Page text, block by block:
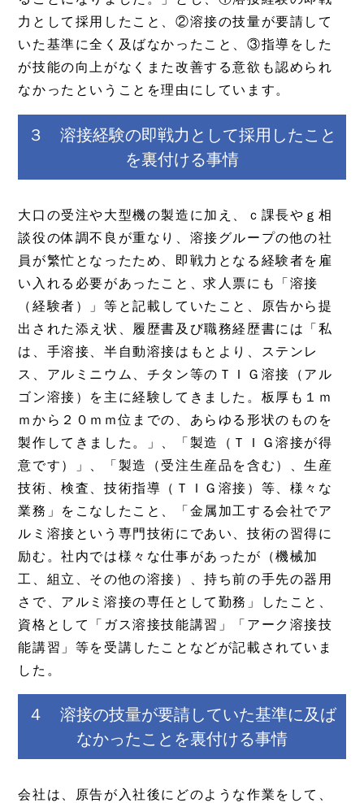
力として採用したこと、②溶接の技量が要請して
いた基準に全く及ばなかったこと、③指導をした
が技能の向上がなくまた改善する意欲も認められ
なかったということを理由にしています。
３ 溶接経験の即戦力として採用したこと
を裏付ける事情
大口の受注や大型機の製造に加え、ｃ課長やｇ相
談役の体調不良が重なり、溶接グループの他の社
員が繁忙となったため、即戦力となる経験者を雇
い入れる必要があったこと、求人票にも「溶接
（経験者）」等と記載していたこと、原告から提
出された添え状、履歴書及び職務経歴書には「私
は、手溶接、半自動溶接はもとより、ステンレ
ス、アルミニウム、チタン等のＴＩＧ溶接（アル
ゴン溶接）を主に経験してきました。板厚も１ｍ
ｍから２０ｍｍ位までの、あらゆる形状のものを
製作してきました。」、「製造（ＴＩＧ溶接が得
意です）」、「製造（受注生産品を含む）、生産
技術、検査、技術指導（ＴＩＧ溶接）等、様々な
業務」をこなしたこと、「金属加工する会社でア
ルミ溶接という専門技術にであい、技術の習得に
励む。社内では様々な仕事があったが（機械加
工、組立、その他の溶接）、持ち前の手先の器用
さで、アルミ溶接の専任として勤務」したこと、
資格として「ガス溶接技能講習」「アーク溶接技
能講習」等を受講したことなどが記載されていま
した。
４ 溶接の技量が要請していた基準に及ば
なかったことを裏付ける事情
会社は、原告が入社後にどのような作業をして、